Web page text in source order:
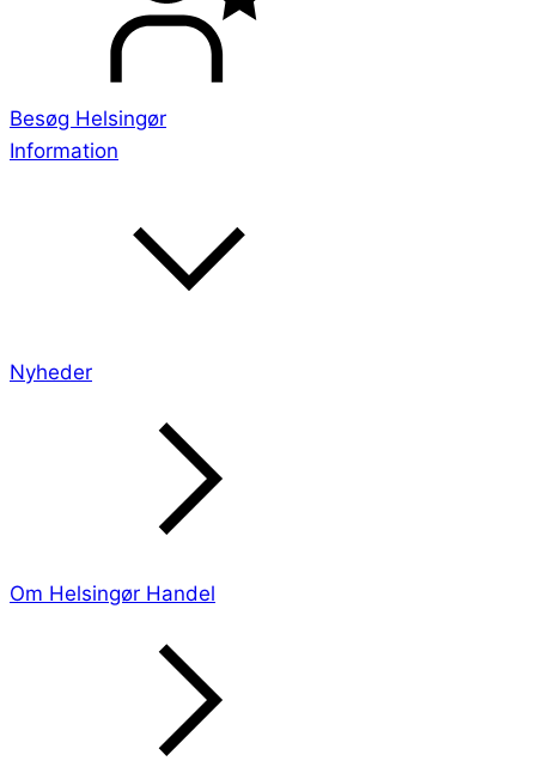
Besøg Helsingør
Information
Nyheder
Om Helsingør Handel